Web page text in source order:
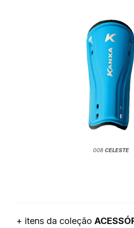
008 CELESTE
+ itens da coleção